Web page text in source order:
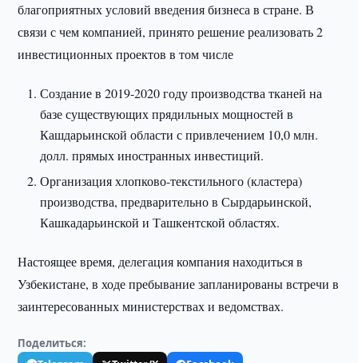
благоприятных условий введения бизнеса в стране. В
связи с чем компанией, принято решение реализовать 2
инвестиционных проектов в том числе
Создание в 2019-2020 году производства тканей на
базе существующих прядильных мощностей в
Кашдарьинской области с привлечением 10,0 млн.
долл. прямых иностранных инвестиций.
Организация хлопково-текстильного (кластера)
производства, предварительно в Сырдарьинской,
Кашкадарьинской и Ташкентской областях.
Настоящее время, делегация компания находиться в
Узбекистане, в ходе пребывание запланированы встречи в
заинтересованных министерствах и ведомствах.
Поделиться: